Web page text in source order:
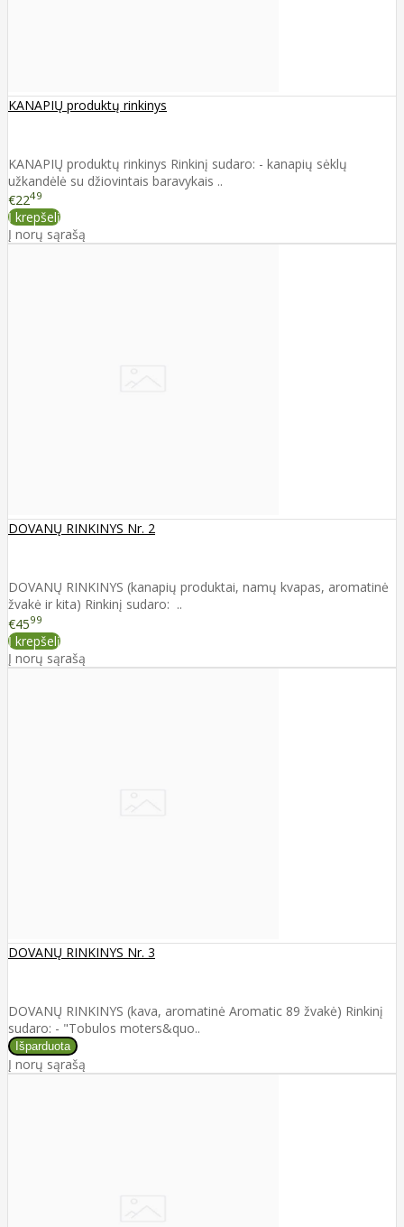
KANAPIŲ produktų rinkinys
KANAPIŲ produktų rinkinys Rinkinį sudaro: - kanapių sėklų
užkandėlė su džiovintais baravykais ..
€2249
Į krepšelį
Į norų sąrašą
DOVANŲ RINKINYS Nr. 2
DOVANŲ RINKINYS (kanapių produktai, namų kvapas, aromatinė
žvakė ir kita) Rinkinį sudaro: ..
€4599
Į krepšelį
Į norų sąrašą
DOVANŲ RINKINYS Nr. 3
DOVANŲ RINKINYS (kava, aromatinė Aromatic 89 žvakė) Rinkinį
sudaro: - "Tobulos moters&quo..
Į norų sąrašą